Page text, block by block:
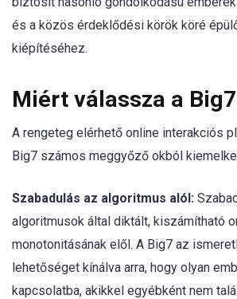
és a közös érdeklődési körök köré
kiépítéséhez.
Miért válassza a
A rengeteg elérhető online interakciós
Big7 számos meggyőző okból
Szabadulás az algoritmus alól:
algoritmusok által diktált, kiszámítható
monotonitásának elől. A Big7 az
lehetőséget kínálva arra, hogy olyan
kapcsolatba, akikkel egyébként nem